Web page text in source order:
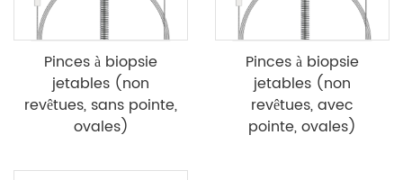
Pinces à biopsie
jetables (non
revêtues, sans pointe,
ovales)
Pinces à biopsie
jetables (non
revêtues, avec
pointe, ovales)